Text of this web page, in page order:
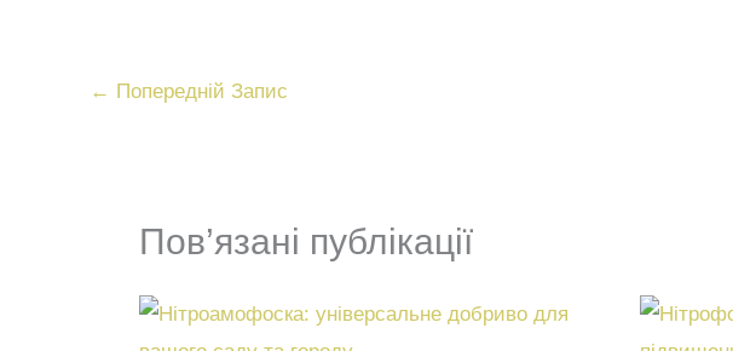
← Попередній Запис
Пов’язані публікації